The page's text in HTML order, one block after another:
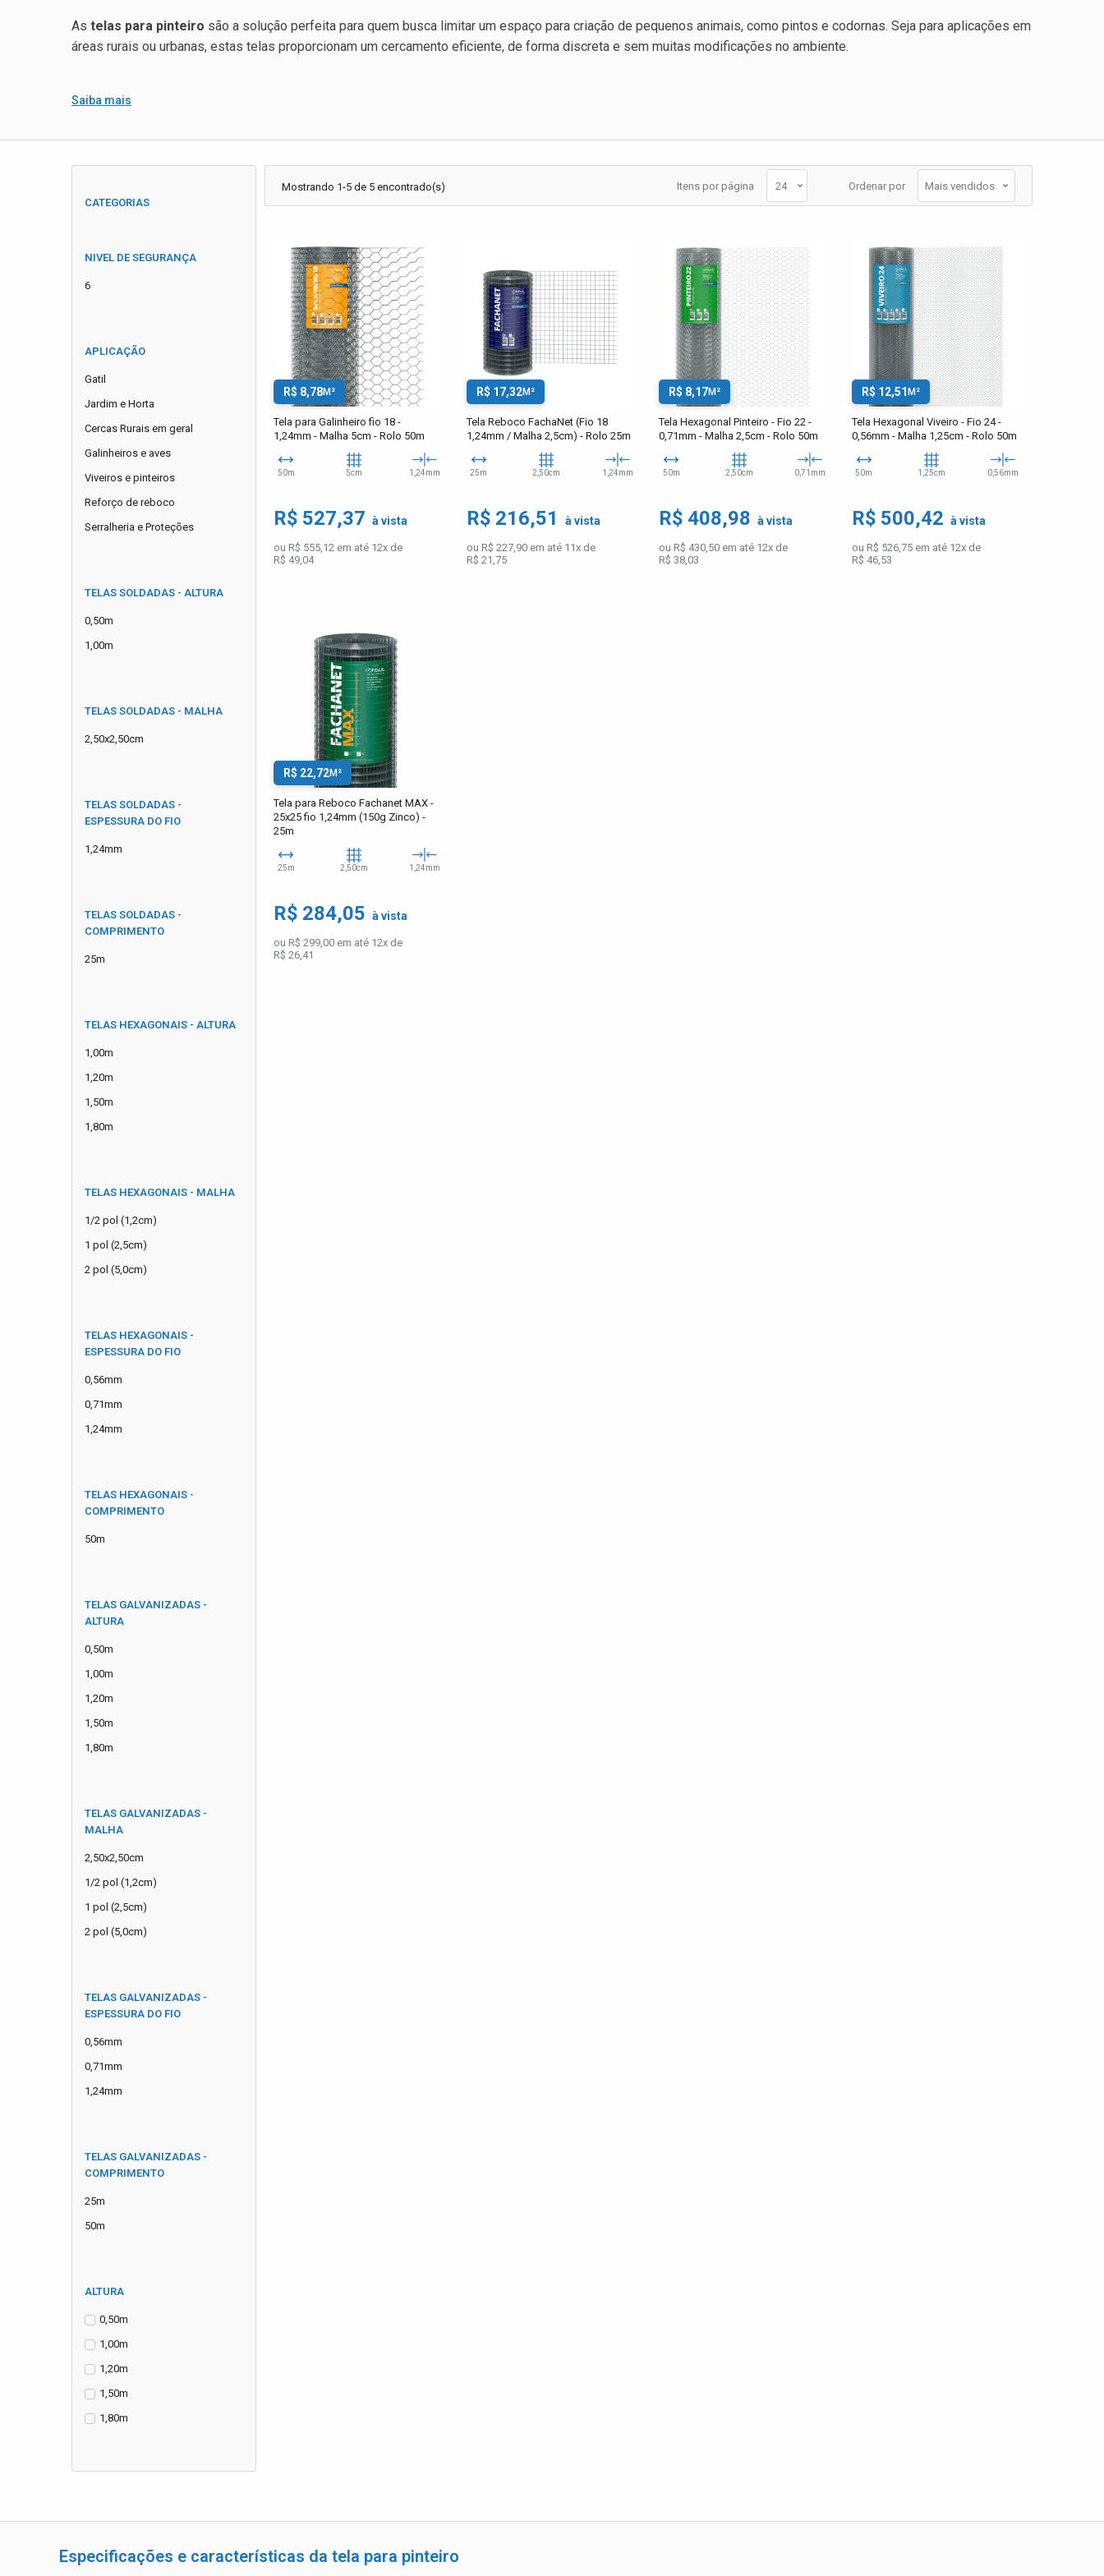
As telas para pinteiro são a solução perfeita para quem busca limitar um espaço para criação de pequenos animais, como pintos e codornas. Seja para aplicações em
áreas rurais ou urbanas, estas telas proporcionam um cercamento eficiente, de forma discreta e sem muitas modificações no ambiente.
Saiba mais
CATEGORIAS
NIVEL DE SEGURANÇA
6
APLICAÇÃO
Gatil
Jardim e Horta
Cercas Rurais em geral
Galinheiros e aves
Viveiros e pinteiros
Reforço de reboco
Serralheria e Proteções
TELAS SOLDADAS - ALTURA
0,50m
1,00m
TELAS SOLDADAS - MALHA
2,50x2,50cm
TELAS SOLDADAS -
ESPESSURA DO FIO
1,24mm
TELAS SOLDADAS -
COMPRIMENTO
25m
TELAS HEXAGONAIS - ALTURA
1,00m
1,20m
1,50m
1,80m
TELAS HEXAGONAIS - MALHA
1/2 pol (1,2cm)
1 pol (2,5cm)
2 pol (5,0cm)
TELAS HEXAGONAIS -
ESPESSURA DO FIO
0,56mm
0,71mm
1,24mm
TELAS HEXAGONAIS -
COMPRIMENTO
50m
TELAS GALVANIZADAS -
ALTURA
0,50m
1,00m
1,20m
1,50m
1,80m
TELAS GALVANIZADAS -
MALHA
2,50x2,50cm
1/2 pol (1,2cm)
1 pol (2,5cm)
2 pol (5,0cm)
TELAS GALVANIZADAS -
ESPESSURA DO FIO
0,56mm
0,71mm
1,24mm
TELAS GALVANIZADAS -
COMPRIMENTO
25m
50m
ALTURA
0,50m
1,00m
1,20m
1,50m
1,80m
Mostrando 1-5 de 5 encontrado(s) Itens por página Ordenar por
R$ 8,78M²
Tela para Galinheiro fio 18 -
1,24mm - Malha 5cm - Rolo 50m
50m 5cm 1,24mm
R$ 527,37 à vista
ou R$ 555,12 em até 12x de
R$ 49,04
R$ 17,32M²
Tela Reboco FachaNet (Fio 18
1,24mm / Malha 2,5cm) - Rolo 25m
25m 2,50cm 1,24mm
R$ 216,51 à vista
ou R$ 227,90 em até 11x de
R$ 21,75
R$ 8,17M²
Tela Hexagonal Pinteiro - Fio 22 -
0,71mm - Malha 2,5cm - Rolo 50m
50m 2,50cm 0,71mm
R$ 408,98 à vista
ou R$ 430,50 em até 12x de
R$ 38,03
R$ 12,51 M²
Tela Hexagonal Viveiro - Fio 24 -
0,56mm - Malha 1,25cm - Rolo 50m
50m 1,25cm 0,56mm
R$ 500,42 à vista
ou R$ 526,75 em até 12x de
R$ 46,53
R$ 22,72M²
Tela para Reboco Fachanet MAX -
25x25 fio 1,24mm (150g Zinco) -
25m
25m 2,50cm 1,24mm
R$ 284,05 à vista
ou R$ 299,00 em até 12x de
R$ 26,41
Especificações e características da tela para pinteiro